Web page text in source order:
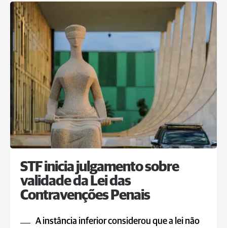
STF inicia julgamento sobre
validade da Lei das
Contravenções Penais
A instância inferior considerou que a lei não